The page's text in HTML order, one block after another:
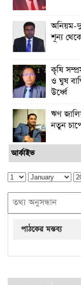
অনিয়ম-
শূন্য
কৃষি
ও ঘুষ
উর্ধ্বে
ঋণ
নতুন
আর্কাইভ
পাঠকের মন্তব্য